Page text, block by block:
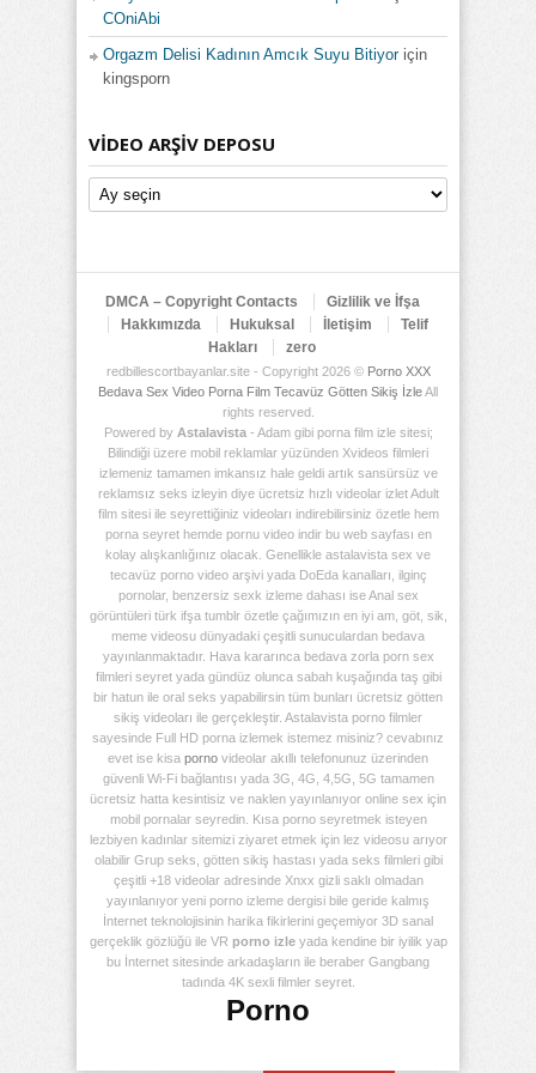
COniAbi
Orgazm Delisi Kadının Amcık Suyu Bitiyoriçin
kingsporn
VIDEO ARŞIV DEPOSU
Video
Arşiv
DMCA – Copyright Contacts
Gizlilik ve İfşa
Hakkımızda
Hukuksal İletişim
Telif
Hakları
zero
redbillescortbayanlar.site - Copyright 2026 © Porno XXX
Bedava Sex Video Porna Film Tecavüz Götten Sikiş İzleAll
rights reserved.
Powered by Astalavista- Adam gibi porna film izle sitesi;
Bilindiği üzere mobil reklamlar yüzünden Xvideos filmleri
izlemeniz tamamen imkansız hale geldi artık sansürsüz ve
reklamsız seks izleyin diye ücretsiz hızlı videolar izlet Adult
film sitesi ile seyrettiğiniz videoları indirebilirsiniz özetle hem
porna seyret hemde pornu video indir bu web sayfası en
kolay alışkanlığınız olacak. Genellikle astalavista sex ve
tecavüz porno video arşivi yada DoEda kanalları, ilginç
pornolar, benzersiz sexk izleme dahası ise Anal sex
görüntüleri türk ifşa tumblr özetle çağımızın en iyi am, göt, sik,
meme videosu dünyadaki çeşitli sunuculardan bedava
yayınlanmaktadır. Hava kararınca bedava zorla porn sex
filmleri seyret yada gündüz olunca sabah kuşağında taş gibi
bir hatun ile oral seks yapabilirsin tüm bunları ücretsiz götten
sikiş videoları ile gerçekleştir. Astalavista porno filmler
sayesinde Full HD porna izlemek istemez misiniz? cevabınız
evet ise kisa porno videolar akıllı telefonunuz üzerinden
güvenli Wi-Fi bağlantısı yada 3G, 4G, 4,5G, 5G tamamen
ücretsiz hatta kesintisiz ve naklen yayınlanıyor online sex için
mobil pornalar seyredin. Kısa porno seyretmek isteyen
lezbiyen kadınlar sitemizi ziyaret etmek için lez videosu arıyor
olabilir Grup seks, götten sikiş hastası yada seks filmleri gibi
çeşitli +18 videolar adresinde Xnxx gizli saklı olmadan
yayınlanıyor yeni porno izleme dergisi bile geride kalmış
İnternet teknolojisinin harika fikirlerini geçemiyor 3D sanal
gerçeklik gözlüğü ile VR porno izleyada kendine bir iyilik yap
bu İnternet sitesinde arkadaşların ile beraber Gangbang
tadında 4K sexli filmler seyret.
Porno